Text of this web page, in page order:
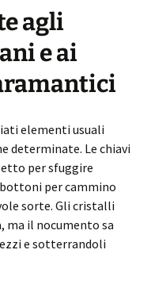
agli
e ai
elementi usuali
determinate. Le chiavi
per sfuggire
per cammino
sorte. Gli cristalli
ma il nocumento sa
e sotterrandoli